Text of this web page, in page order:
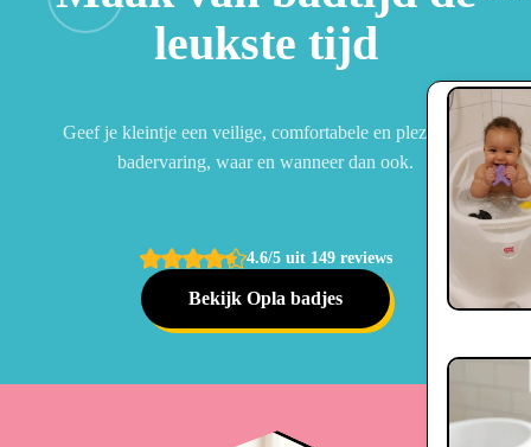
leukste tijd
Geef je kleintje een veilige, comfortabele en plezierige
badervaring, waar en wanneer dan ook.
4.6/5 uit 149 reviews
Bekijk Opla badjes